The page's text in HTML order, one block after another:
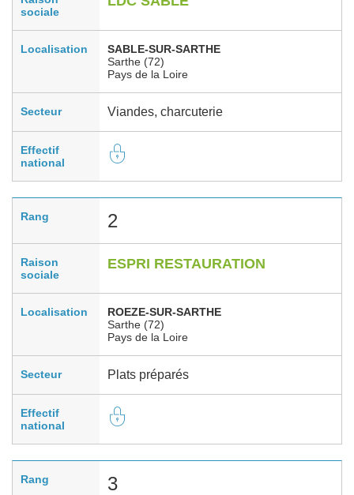
sociale
Localisation
SABLE-SUR-SARTHE
Sarthe (72)
Pays de la Loire
Secteur Viandes, charcuterie
Effectif
national
Rang 2
Raison
sociale
ESPRI RESTAURATION
Localisation
ROEZE-SUR-SARTHE
Sarthe (72)
Pays de la Loire
Secteur Plats préparés
Effectif
national
Rang 3